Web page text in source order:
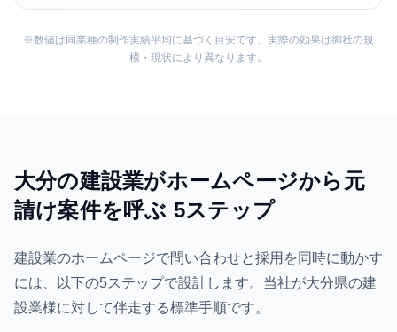
※数値は同業種の制作実績平均に基づく目安です。実際の効果は御社の規
模・現状により異なります。
大分の建設業がホームページから元
請け案件を呼ぶ 5ステップ
建設業のホームページで問い合わせと採用を同時に動かす
には、以下の5ステップで設計します。当社が大分県の建
設業様に対して伴走する標準手順です。